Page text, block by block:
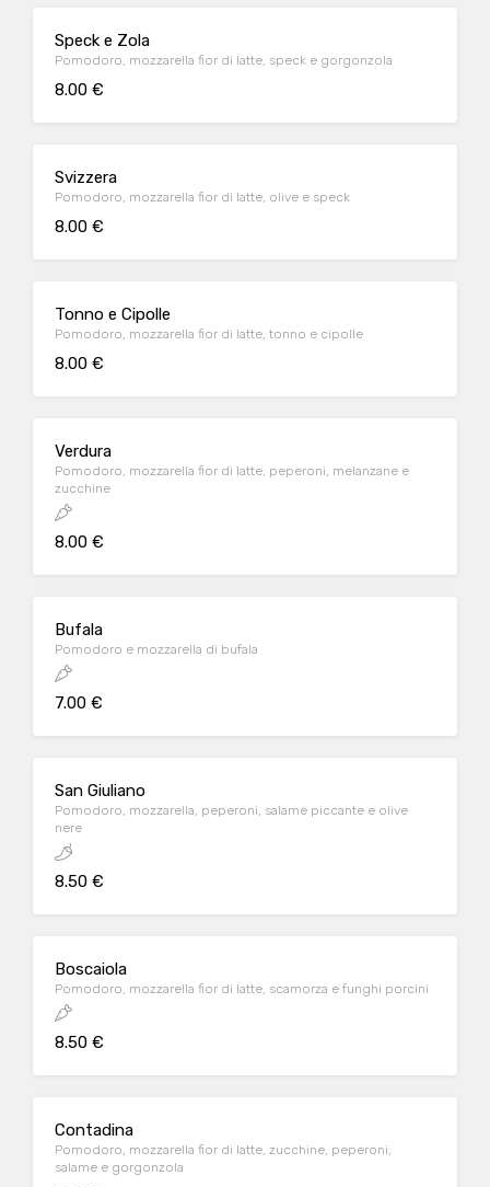
Speck e Zola
Pomodoro, mozzarella fior di latte, speck e gorgonzola
8.00 €
Svizzera
Pomodoro, mozzarella fior di latte, olive e speck
8.00 €
Tonno e Cipolle
Pomodoro, mozzarella fior di latte, tonno e cipolle
8.00 €
Verdura
Pomodoro, mozzarella fior di latte, peperoni, melanzane e
zucchine
8.00 €
Bufala
Pomodoro e mozzarella di bufala
7.00 €
San Giuliano
Pomodoro, mozzarella, peperoni, salame piccante e olive
nere
8.50 €
Boscaiola
Pomodoro, mozzarella fior di latte, scamorza e funghi porcini
8.50 €
Contadina
Pomodoro, mozzarella fior di latte, zucchine, peperoni,
salame e gorgonzola